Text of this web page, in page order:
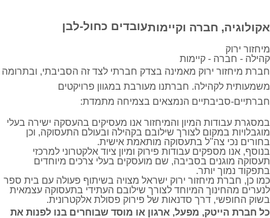
אקולוגיה, חברה וקיימותעובדים כחול-לבן
מיחזור ירוק
קהילה - חברה - קיימות
חברת מיחזור ירוק מאמינה בצדק חברתי לצד זה הסביבתי, ובתרומה
משמעותית לקהילה. חברתנו מעורבת במגוון פרויקטים
חברתיים-סביבתיים הנמצאים בצמיחה מתמדת:
במסגרת עבודות המיון והמיחזור אנו מעסיקים בהעסקה ישירה בעלי
מוגבלויות במקום לצורך שילובם בקהילה ובעולם התעסוקה, וכן
בחורים נכי צה"ל בתעסוקה מותאמת אישית.
בנוסף, אנו מספקים עבודות פירוק ומיון ציוד אלקטרוני למרכזי
תעסוקה מוגנים בסביבה, שם מועסקים בעלי צרכים מיוחדים
בתפקוד נמוך יותר.
כמו כן, חברת מיחזור ירוק ישראל מצויה בשיתוף פעולה עם בית ספר
לנערים מהחינוך המיוחד לצורך שילובם העתידי בתעסוקה עצמאית
בשוק החופשי, דרך סדנאות של פירוק פסולת אלקטרונית.
כל חברת הייטק, מפעל, ארגון או מוסד שבוחרים בנו לפנות את